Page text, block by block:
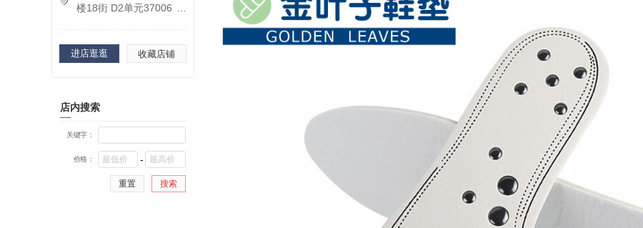
楼18街 D2单元37006
进店逛逛 收藏店铺
店内搜索
关键字：
价格： -
重置 搜索